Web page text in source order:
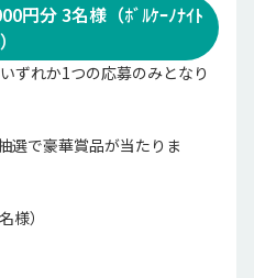
円分 3名様（ﾎﾞﾙｹｰﾉﾅｲﾄ
ずれか1つの応募のみとなり
選で豪華賞品が当たりま